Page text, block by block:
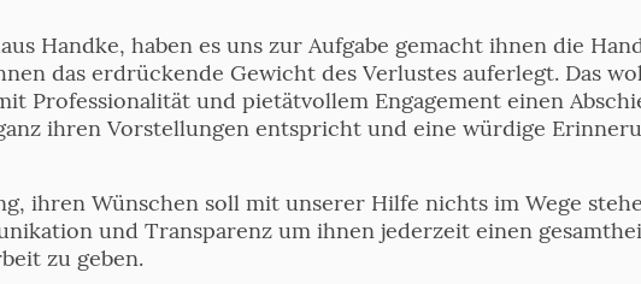
Handke, haben es uns zur Aufgabe gemacht ihnen die
das erdrückende Gewicht des Verlustes auferlegt. Das
Professionalität und pietätvollem Engagement einen
ihren Vorstellungen entspricht und eine würdige
ihren Wünschen soll mit unserer Hilfe nichts im Wege
und Transparenz um ihnen jederzeit einen
zu geben.